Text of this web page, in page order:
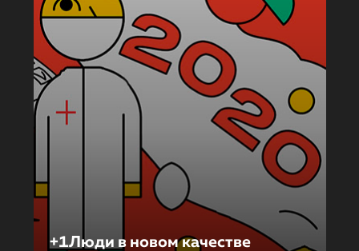
+1Люди в новом качестве